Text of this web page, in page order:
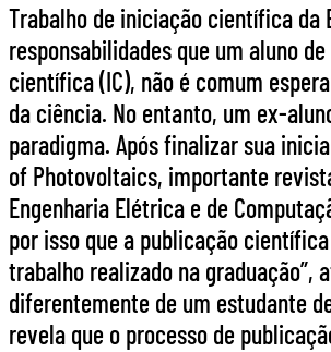
Trabalho de iniciação científica
responsabilidades que um aluno
científica (IC), não é comum
da ciência. No entanto, um ex-
paradigma. Após finalizar sua
of Photovoltaics, importante
Engenharia Elétrica e de
por isso que a publicação
trabalho realizado na graduação”,
diferentemente de um estudante
revela que o processo de